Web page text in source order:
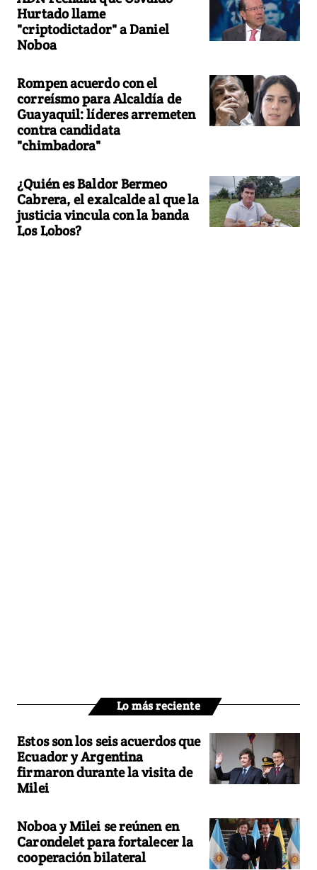
Hurtado llame
"criptodictador" a Daniel
Noboa
Rompen acuerdo con el
correísmo para Alcaldía de
Guayaquil: líderes arremeten
contra candidata
"chimbadora"
¿Quién es Baldor Bermeo
Cabrera, el exalcalde al que la
justicia vincula con la banda
Los Lobos?
Lo más reciente
Estos son los seis acuerdos que
Ecuador y Argentina
firmaron durante la visita de
Milei
Noboa y Milei se reúnen en
Carondelet para fortalecer la
cooperación bilateral